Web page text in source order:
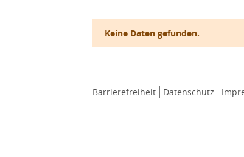
Keine Daten gefunden.
Barrierefreiheit Datenschutz